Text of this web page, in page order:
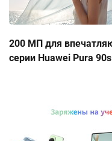
200 МП для
серии Huawei Pura